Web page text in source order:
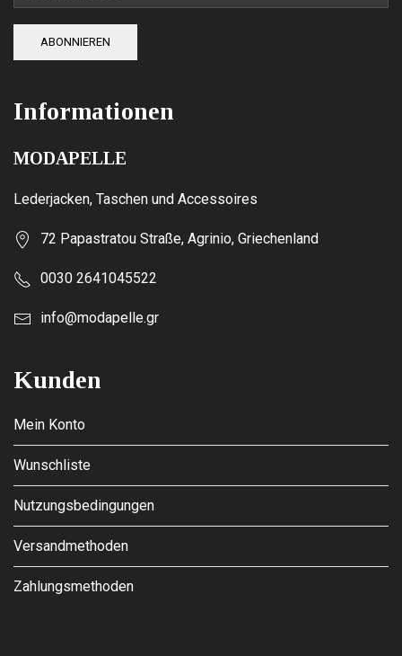
ABONNIEREN
Informationen
MODAPELLE
Lederjacken, Taschen und Accessoires
72 Papastratou Straße, Agrinio, Griechenland
0030 2641045522
info@modapelle.gr
Kunden
Mein Konto
Wunschliste
Nutzungsbedingungen
Versandmethoden
Zahlungsmethoden